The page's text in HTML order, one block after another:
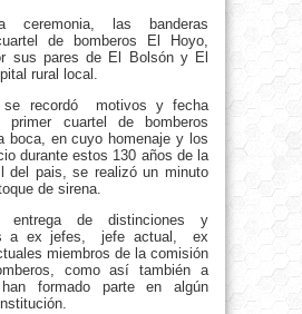
ceremonia, las banderas
de bomberos El Hoyo,
sus pares de El Bolsón y El
rural local.
se recordó motivos y fecha
primer cuartel de bomberos
boca, en cuyo homenaje y los
durante estos 130 años de la
del pais, se realizó un minuto
de sirena.
entrega de distinciones y
a ex jefes, jefe actual, ex
miembros de la comisión
como así también a
formado parte en algún